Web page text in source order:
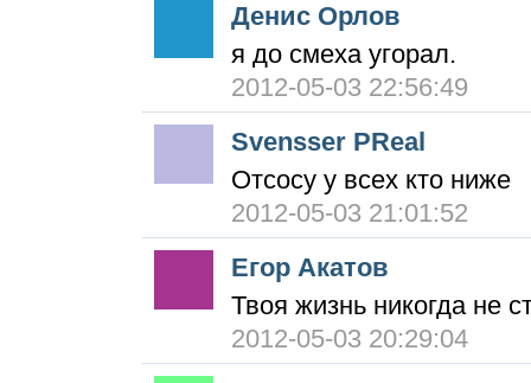
Денис Орлов
я до смеха угорал.
2012-05-03 22:56:49
Svensser PReal
Отсосу у всех кто ниже
2012-05-03 21:01:52
Егор Акатов
Твоя жизнь никогда не
2012-05-03 20:29:04